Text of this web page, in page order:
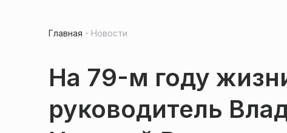
Главная Новости
На 79-м году
руководитель